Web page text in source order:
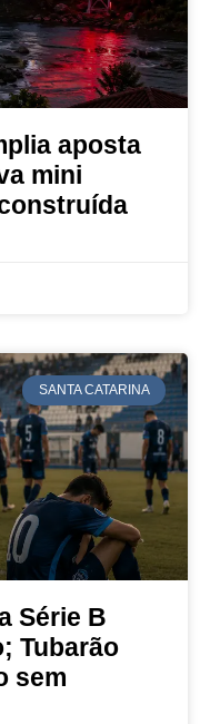
aposta
mini
SANTA CATARINA
Série B
Tubarão
sem